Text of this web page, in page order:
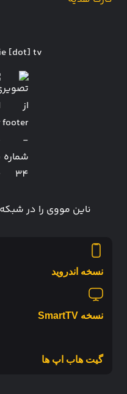
[dot] tv
ناین مووی را در
نسخه اندروید
نسخه SmartTV
گیت هاب اپ ها